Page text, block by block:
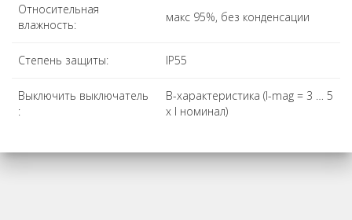
Относительная
влажность:
макс 95%, без конденсации
Степень защиты: IP55
Выключить выключатель
:
B-характеристика (I-mag = 3 … 5
х I номинал)